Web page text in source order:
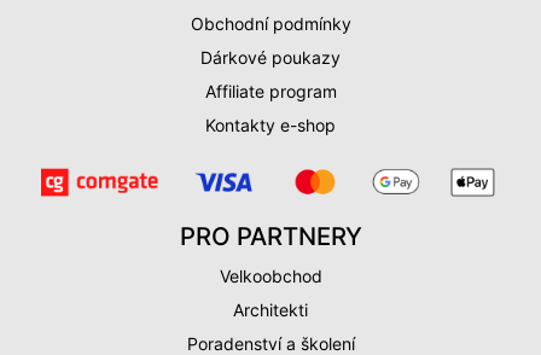
Obchodní podmínky
Dárkové poukazy
Affiliate program
Kontakty e-shop
PRO PARTNERY
Velkoobchod
Architekti
Poradenství a školení